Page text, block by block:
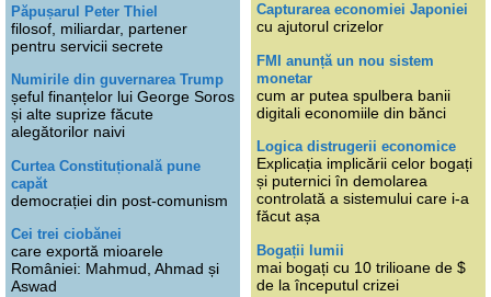
Păpușarul Peter Thiel
filosof, miliardar, partener
pentru servicii secrete
Numirile din guvernarea Trump
șeful finanțelor lui George Soros
și alte suprize făcute
alegătorilor naivi
Curtea Constituțională pune
capăt
democrației din post-comunism
Cei trei ciobănei
care exportă mioarele
României: Mahmud, Ahmad și
Aswad
Capturarea economiei Japoniei
cu ajutorul crizelor
FMI anunță un nou sistem
monetar
cum ar putea spulbera banii
digitali economiile din bănci
Logica distrugerii economice
Explicația implicării celor bogați
și puternici în demolarea
controlată a sistemului care i-a
făcut așa
Bogații lumii
mai bogați cu 10 trilioane de $
de la începutul crizei